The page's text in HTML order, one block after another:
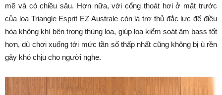
mẽ và có chiều sâu. Hơn nữa, với cổng thoát hơi ở mặt trước
của loa Triangle Esprit EZ Australe còn là trợ thủ đắc lực để điều
hòa không khí bên trong thùng loa, giúp loa kiểm soát âm bass tốt
hơn, dù chơi xuống tới mức tần số thấp nhất cũng không bị ù rền
gây khó chịu cho người nghe.